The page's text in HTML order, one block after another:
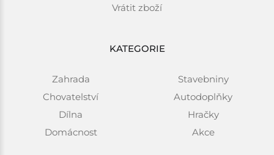
Vrátit zboží
KATEGORIE
Zahrada
Chovatelství
Dílna
Domácnost
Stavebniny
Autodoplňky
Hračky
Akce